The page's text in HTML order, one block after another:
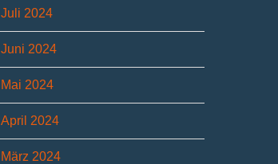
Juli 2024
Juni 2024
Mai 2024
April 2024
März 2024